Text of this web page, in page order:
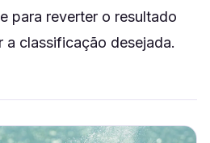
para reverter o resultado
a classificação desejada.